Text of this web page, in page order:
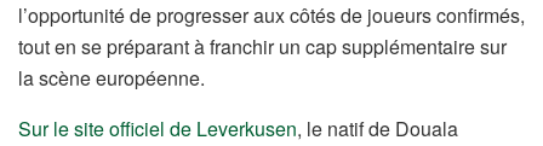
l’opportunité de progresser aux côtés de joueurs confirmés,
tout en se préparant à franchir un cap supplémentaire sur
la scène européenne.
Sur le site officiel de Leverkusen, le natif de Douala